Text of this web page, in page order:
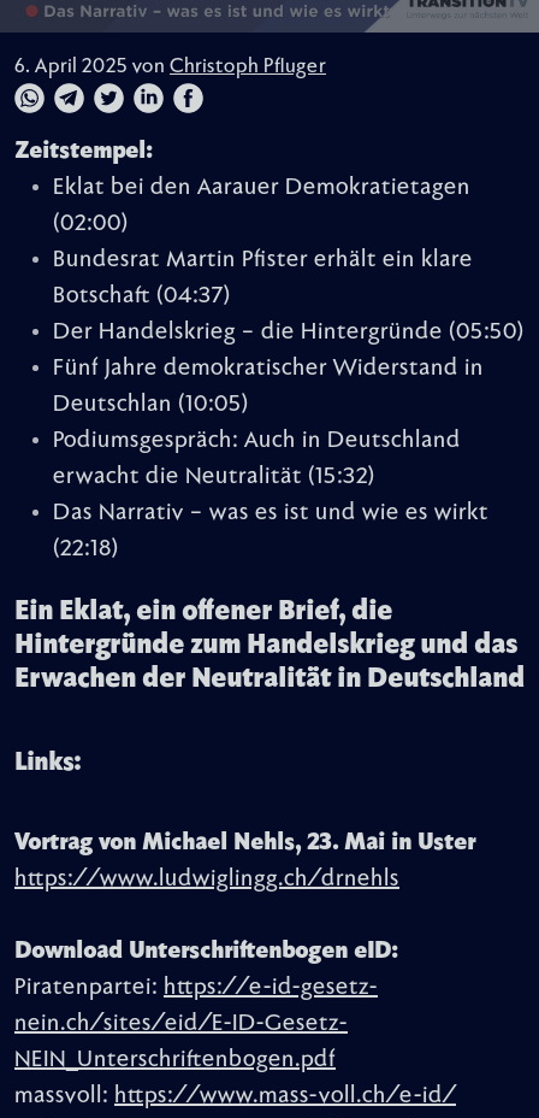
6. April 2025 von Christoph Pfluger
Zeitstempel:
Eklat bei den Aarauer Demokratietagen
(02:00)
Bundesrat Martin Pfister erhält ein klare
Botschaft (04:37)
Der Handelskrieg – die Hintergründe (05:50)
Fünf Jahre demokratischer Widerstand in
Deutschlan (10:05)
Podiumsgespräch: Auch in Deutschland
erwacht die Neutralität (15:32)
Das Narrativ – was es ist und wie es wirkt
(22:18)
Ein Eklat, ein offener Brief, die
Hintergründe zum Handelskrieg und das
Erwachen der Neutralität in Deutschland
Links:
Vortrag von Michael Nehls, 23. Mai in Uster
https://www.ludwiglingg.ch/drnehls
Download Unterschriftenbogen eID:
Piratenpartei: https://e-id-gesetz-
nein.ch/sites/eid/E-ID-Gesetz-
NEIN_Unterschriftenbogen.pdf
massvoll: https://www.mass-voll.ch/e-id/